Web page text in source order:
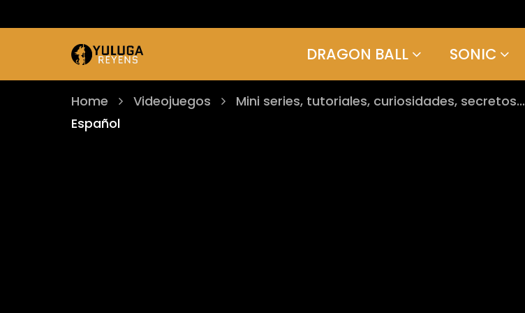
DRAGON BALL SONIC
Home Videojuegos Mini series, tutoriales, curiosidades, secretos...
Español